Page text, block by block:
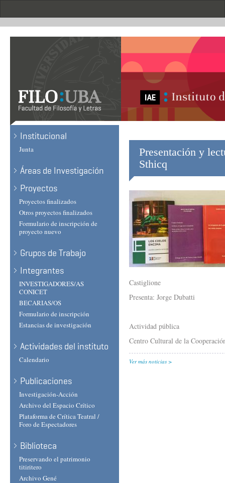
Institucional
Junta
Áreas de Investigación
Proyectos
Proyectos finalizados
Otros proyectos finalizados
Formulario de inscripción de
proyecto nuevo
Grupos de Trabajo
Integrantes
INVESTIGADORES/AS
CONICET
BECARIAS/OS
Formulario de inscripción
Estancias de investigación
Actividades del instituto
Calendario
Publicaciones
Investigación-Acción
Archivo del Espacio Crítico
Plataforma de Crítica Teatral /
Foro de Espectadores
Biblioteca
Preservando el patrimonio
titiritero
Archivo Gené
Presentación y
Sthicq
Castiglione
Presenta: Jorge Dubatti
Actividad pública
Centro Cultural de la
Ver más noticias